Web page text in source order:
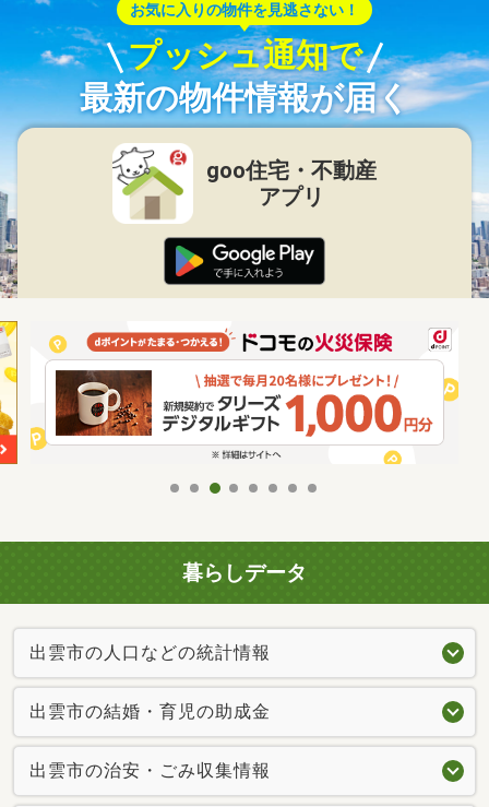
お気に入りの物件を見逃さない！
プッシュ通知で
最新の物件情報が届く
goo住宅・不動産
アプリ
暮らしデータ
出雲市の人口などの統計情報
出雲市の結婚・育児の助成金
出雲市の治安・ごみ収集情報